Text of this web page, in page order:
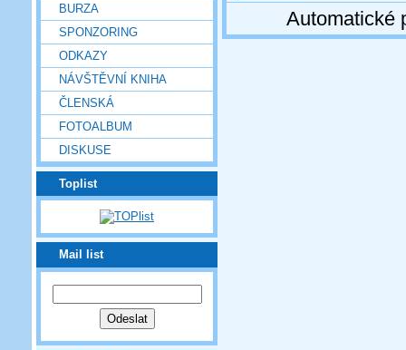
BURZA
SPONZORING
ODKAZY
NÁVŠTĚVNÍ KNIHA
ČLENSKÁ
FOTOALBUM
DISKUSE
Toplist
Mail list
Automatické